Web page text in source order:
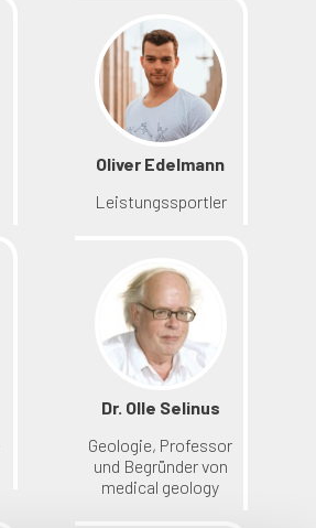
Oliver Edelmann
Leistungssportler
Dr. Olle Selinus
Geologie, Professor
und Begründer von
medical geology